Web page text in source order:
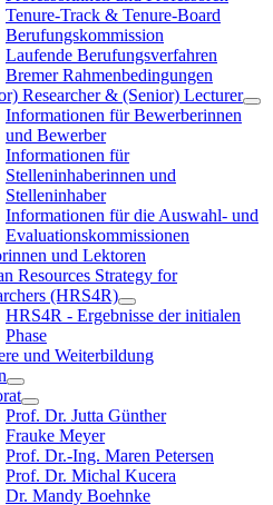
Tenure-Track & Tenure-Board
Berufungskommission
Laufende Berufungsverfahren
Bremer Rahmenbedingungen
Researcher & (Senior) Lecturer
Informationen für Bewerberinnen
und Bewerber
Informationen für
Stelleninhaberinnen und
Stelleninhaber
Informationen für die Auswahl- und
Evaluationskommissionen
und Lektoren
Resources Strategy for
(HRS4R)
HRS4R - Ergebnisse der initialen
Phase
und Weiterbildung
Prof. Dr. Jutta Günther
Frauke Meyer
Prof. Dr.-Ing. Maren Petersen
Prof. Dr. Michal Kucera
Dr. Mandy Boehnke